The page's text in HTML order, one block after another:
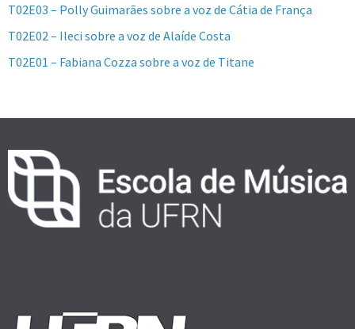
T02E03 – Polly Guimarães sobre a voz de Cátia de França
T02E02 – Ileci sobre a voz de Alaíde Costa
T02E01 – Fabiana Cozza sobre a voz de Titane